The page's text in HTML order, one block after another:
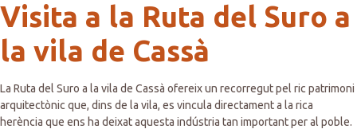
Visita a la Ruta del Suro a
la vila de Cassà
La Ruta del Suro a la vila de Cassà ofereix un recorregut pel ric patrimoni
arquitectònic que, dins de la vila, es vincula directament a la rica
herència que ens ha deixat aquesta indústria tan important per al poble.